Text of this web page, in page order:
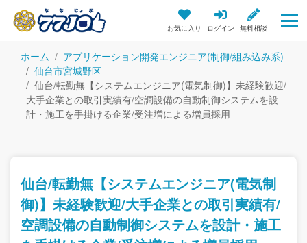
お気に入り ログイン 無料相談
ホーム
アプリケーション開発エンジニア(制御/組み込み系)
仙台市宮城野区
仙台/転勤無【システムエンジニア(電気制御)】未経験歓迎/
大手企業との取引実績有/空調設備の自動制御システムを設
計・施工を手掛ける企業/受注増による増員採用
仙台/転勤無【システムエンジニア(電気制
御)】未経験歓迎/大手企業との取引実績有/
空調設備の自動制御システムを設計・施工